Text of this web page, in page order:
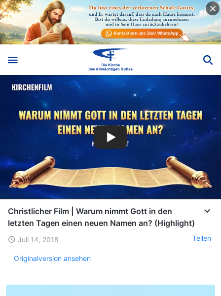
Christlicher Film | Warum nimmt Gott in den
letzten Tagen einen neuen Namen an? (Highlight)
Juli 14, 2018 Teilen
Originalversion ansehen